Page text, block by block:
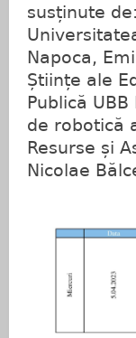
susținute
Napoca,
Științe ale
Publică
de robotică
Resurse și
Nicolae